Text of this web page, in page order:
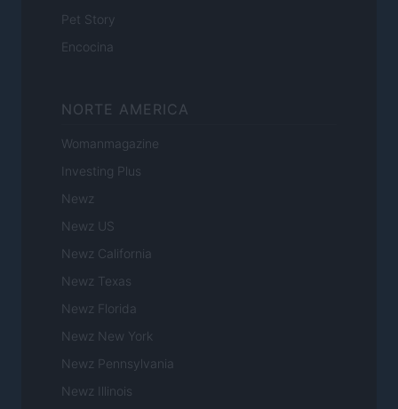
Pet Story
Encocina
NORTE AMERICA
Womanmagazine
Investing Plus
Newz
Newz US
Newz California
Newz Texas
Newz Florida
Newz New York
Newz Pennsylvania
Newz Illinois